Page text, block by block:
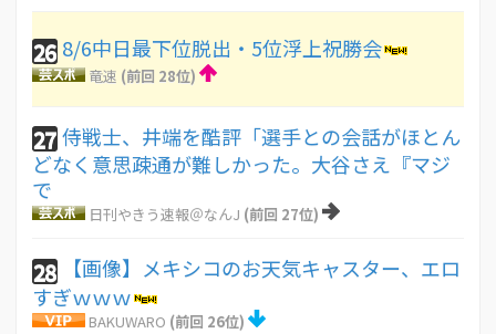
26 8/6中日最下位脱出・5位浮上祝勝会
竜速 (前回 28位)
27侍戦士、井端を酷評「選手との会話がほとん
どなく意思疎通が難しかった。大谷さえ『マジ
で
日刊やきう速報＠なんJ (前回 27位)
28
【画像】メキシコのお天気キャスター、エロ
すぎｗｗｗ
BAKUWARO (前回 26位)